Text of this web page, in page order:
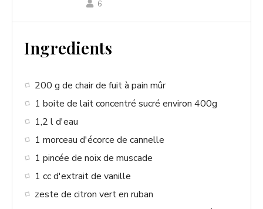
6
Ingredients
200 g de chair de fuit à pain mûr
1 boite de lait concentré sucré environ 400g
1,2 l d'eau
1 morceau d'écorce de cannelle
1 pincée de noix de muscade
1 cc d'extrait de vanille
zeste de citron vert en ruban